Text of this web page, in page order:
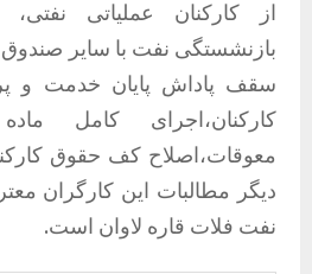
از کارکنان عملیاتی
بازنشستگی نفت با سایر
سقف پاداش پایان خدمت و
کارکنان،اجرای کامل
معوقات،اصلاح کف حقوق
دیگر مطالبات این کارگران
نفت فلات قاره لاوان است.